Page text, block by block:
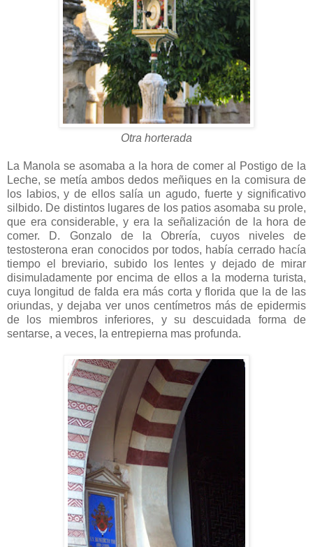
Otra horterada
La Manola se asomaba a la hora de comer al Postigo de la
Leche, se metía ambos dedos meñiques en la comisura de
los labios, y de ellos salía un agudo, fuerte y significativo
silbido. De distintos lugares de los patios asomaba su prole,
que era considerable, y era la señalización de la hora de
comer. D. Gonzalo de la Obrería, cuyos niveles de
testosterona eran conocidos por todos, había cerrado hacía
tiempo el breviario, subido los lentes y dejado de mirar
disimuladamente por encima de ellos a la moderna turista,
cuya longitud de falda era más corta y florida que la de las
oriundas, y dejaba ver unos centímetros más de epidermis
de los miembros inferiores, y su descuidada forma de
sentarse, a veces, la entrepierna mas profunda.